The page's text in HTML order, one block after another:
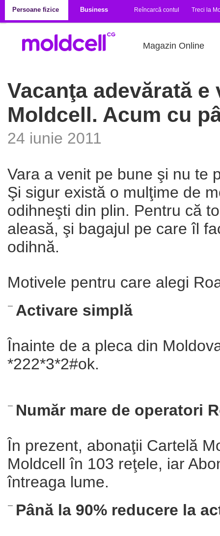
Persoane fizice
Business Reîncarcă contul Treci la
Magazin Online
Vacanţa adevărată
Moldcell. Acum cu
24 iunie 2011
Vara a venit pe bune şi nu te
Şi sigur există o mulţime de
odihneşti din plin. Pentru că
aleasă, şi bagajul pe care îl
odihnă.
Motivele pentru care alegi
Activare simplă
Înainte de a pleca din
*222*3*2#ok.
Număr mare de operatori
În prezent, abonaţii Cartelă
Moldcell în 103 reţele, iar
întreaga lume.
Până la 90% reducere la